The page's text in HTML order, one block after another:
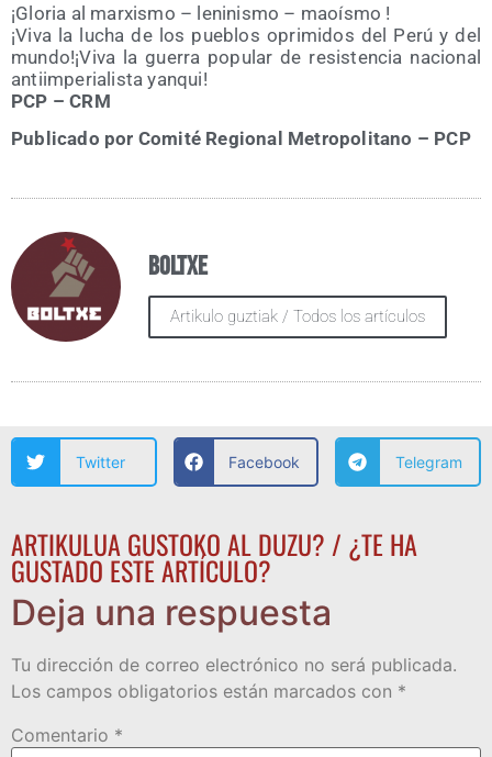
¡Glo­ria al mar­xis­mo – leni­nis­mo – maoísmo !
¡Viva la lucha de los pue­blos opri­mi­dos del Perú y del
mundo!¡Viva la gue­rra popu­lar de resis­ten­cia nacio­nal
anti­im­pe­ria­lis­ta yanqui!
PCP – CRM
Publi­ca­do por Comi­té Regio­nal Metro­po­li­tano – PCP
Boltxe
Artikulo guztiak / Todos los artículos
Twitter Facebook Telegram
ARTIKULUA GUSTOKO AL DUZU? / ¿TE HA
GUSTADO ESTE ARTÍCULO?
Deja una respuesta
Tu dirección de correo electrónico no será publicada.
Los campos obligatorios están marcados con *
Comentario *